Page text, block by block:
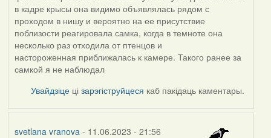
в кадре крысы она видимо объявлялась рядом с
проходом в нишу и вероятно на ее присутствие
поблизости реагировала самка, когда в темноте она
несколько раз отходила от птенцов и
настороженная приближалась к камере. Такого ранее за
самкой я не наблюдал
Увайдзіце цізарэгіструйцеся каб пакідаць каментары.
svetlana vranova - 11.06.2023 - 21:56